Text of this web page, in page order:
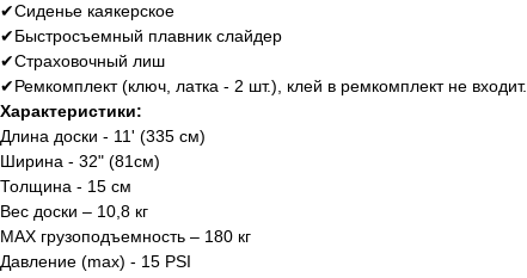
✔Сиденье каякерское
✔Быстросъемный плавник слайдер
✔Страховочный лиш
✔Ремкомплект (ключ, латка - 2 шт.), клей в ремкомплект не входит.
Характеристики:
Длина доски - 11' (335 см)
Ширина - 32" (81см)
Толщина - 15 см
Вес доски – 10,8 кг
MAX грузоподъемность – 180 кг
Давление (max) - 15 PSI